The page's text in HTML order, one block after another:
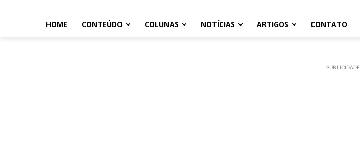
HOME CONTEÚDO COLUNAS NOTÍCIAS ARTIGOS CONTATO
PUBLICIDADE